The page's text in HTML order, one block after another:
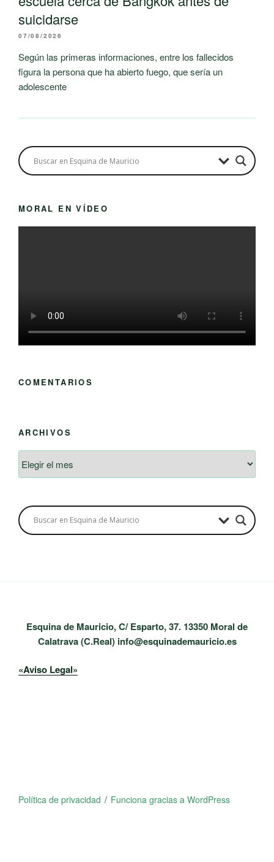
suicidarse
07/08/2026
Según las primeras informaciones, entre los fallecidos
figura la persona que ha abierto fuego, que sería un
adolescente
MORAL EN VÍDEO
COMENTARIOS
ARCHIVOS
Esquina de Mauricio, C/ Esparto, 37. 13350 Moral de
Calatrava (C.Real) info@esquinademauricio.es
«Aviso Legal»
Política de privacidad Funciona gracias a WordPress